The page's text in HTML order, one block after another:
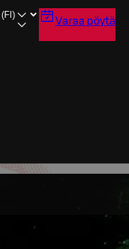
Varaa pöytä